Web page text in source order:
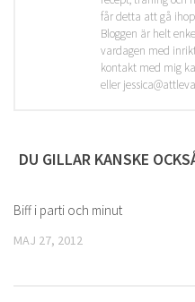
får detta att gå
Bloggen är helt
vardagen med
kontakt med mig
eller
DU GILLAR KANSKE
Biff i parti och minut
MAJ 27, 2012